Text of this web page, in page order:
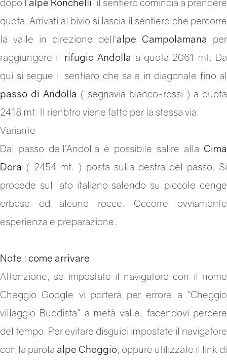
quota. Arrivati al bivio si lascia il sentiero che percorre
la valle in direzione dell'alpe Campolamana per
raggiungere il rifugio Andolla a quota 2061 mt. Da
qui si segue il sentiero che sale in diagonale fino al
passo di Andolla ( segnavia bianco-rossi ) a quota
2418 mt. Il rienbtro viene fatto per la stessa via.
Variante
Dal passo dell’Andolla è possibile salire alla Cima
Dora ( 2454 mt. ) posta sulla destra del passo. Si
procede sul lato italiano salendo su piccole cenge
erbose ed alcune rocce. Occorre ovviamente
esperienza e preparazione.
Note : come arrivare
Attenzione, se impostate il navigatore con il nome
Cheggio Google vi porterà per errore a "Cheggio
villaggio Buddista" a metà valle, facendovi perdere
del tempo. Per evitare disguidi impostate il navigatore
con la parola alpe Cheggio, oppure utilizzate il link di